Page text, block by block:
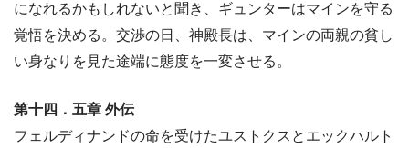
になれるかもしれないと聞き、ギュンターはマインを守る
覚悟を決める。交渉の日、神殿長は、マインの両親の貧し
い身なりを見た途端に態度を一変させる。
第十四．五章 外伝
フェルディナンドの命を受けたユストクスとエックハルト